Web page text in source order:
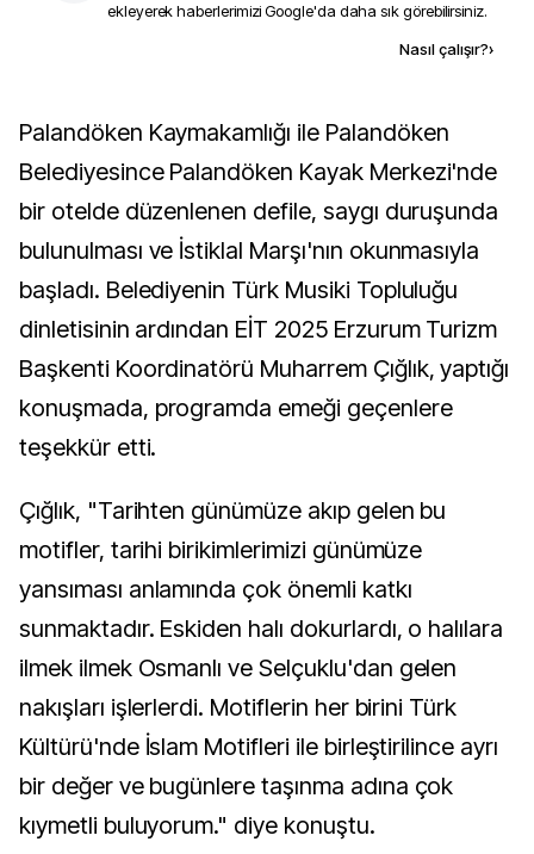
ekleyerek haberlerimizi Google'da daha sık görebilirsiniz.
Nasıl çalışır?›
Palandöken Kaymakamlığı ile Palandöken
Belediyesince Palandöken Kayak Merkezi'nde
bir otelde düzenlenen defile, saygı duruşunda
bulunulması ve İstiklal Marşı'nın okunmasıyla
başladı. Belediyenin Türk Musiki Topluluğu
dinletisinin ardından EİT 2025 Erzurum Turizm
Başkenti Koordinatörü Muharrem Çığlık, yaptığı
konuşmada, programda emeği geçenlere
teşekkür etti.
Çığlık, "Tarihten günümüze akıp gelen bu
motifler, tarihi birikimlerimizi günümüze
yansıması anlamında çok önemli katkı
sunmaktadır. Eskiden halı dokurlardı, o halılara
ilmek ilmek Osmanlı ve Selçuklu'dan gelen
nakışları işlerlerdi. Motiflerin her birini Türk
Kültürü'nde İslam Motifleri ile birleştirilince ayrı
bir değer ve bugünlere taşınma adına çok
kıymetli buluyorum." diye konuştu.